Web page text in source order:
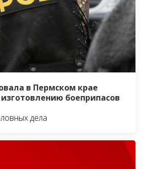
в Пермском крае
боеприпасов
дела